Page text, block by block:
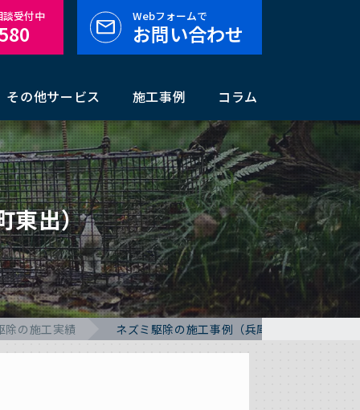
その他サービス 施工事例 コラム
受付中 Webフォームで
お問い合わせ
東出）
除の施工実績 ネズミ駆除の施工事例（兵庫県揖保郡太子町